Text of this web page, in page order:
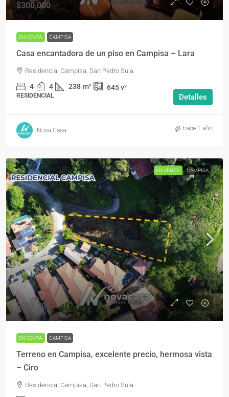
$300,000
EN VENTA CAMPISA
Casa encantadora de un piso en Campisa – Lara
Residencial Campisa, San Pedro Sula
4 4 238 m² 645v²
RESIDENCIAL Detalles
Nova Casa hace 1 año
EN VENTA CAMPISA
$284,706
EN VENTA CAMPISA
Terreno en Campisa, excelente precio, hermosa vista
– Ciro
Residencial Campisa, San Pedro Sula